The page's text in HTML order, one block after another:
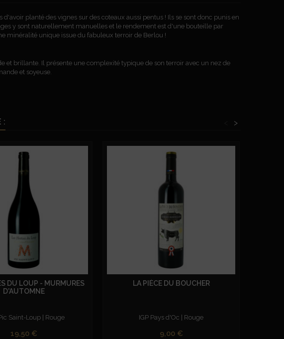
planté des vignes sur des coteaux aussi pentus ! Ils se sont donc punis en
y sont naturellement manuelles et le rendement est d'une bouteille par
minéralité unique issue du fabuleux terroir de Berlou !
et brillante. Il présente une complexité typique de son terroir avec un nez de
et soyeuse.
: >
DU LOUP - MURMURES
D'AUTOMNE
Saint-Loup | Rouge
Prix
19,50 €
LA PIÈCE DU BOUCHER
IGP Pays d'Oc | Rouge
Prix
9,00 €